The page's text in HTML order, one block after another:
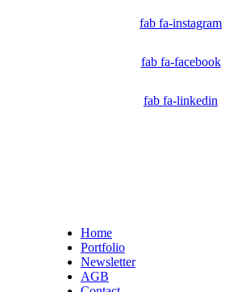
fab fa-instagram
fab fa-facebook
fab fa-linkedin
Home
Portfolio
Newsletter
AGB